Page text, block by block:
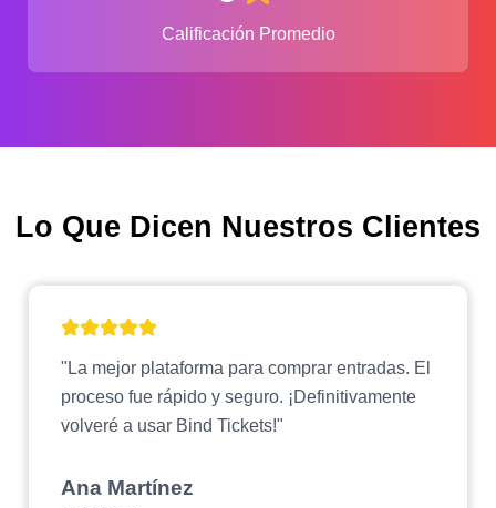
Calificación Promedio
Lo Que Dicen Nuestros Clientes
"La mejor plataforma para comprar entradas. El
proceso fue rápido y seguro. ¡Definitivamente
volveré a usar Bind Tickets!"
Ana Martínez